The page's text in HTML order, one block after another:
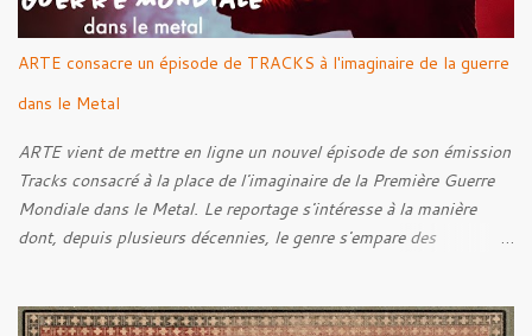
ARTE consacre un épisode de TRACKS à l'imaginaire de la guerre
dans le Metal
ARTE vient de mettre en ligne un nouvel épisode de son émission
Tracks consacré à la place de l'imaginaire de la Première Guerre
Mondiale dans le Metal. Le reportage s'intéresse à la manière
dont, depuis plusieurs décennies, le genre s'empare des
cette réflexion, Tracks est allé à la rencontre de Noise (